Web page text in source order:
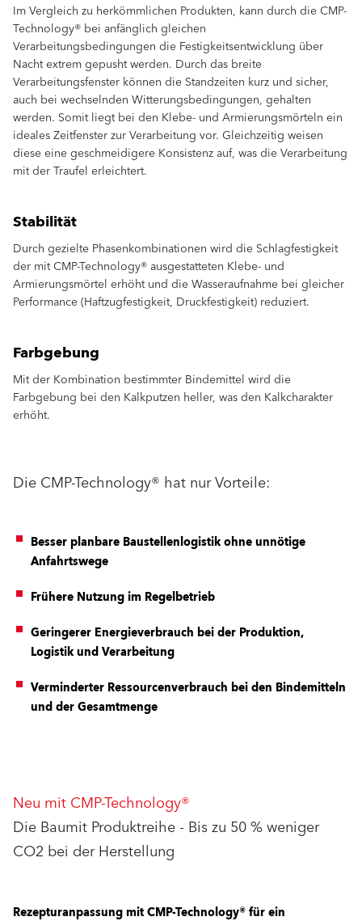
Im Vergleich zu herkömmlichen Produkten, kann durch die CMP-
Technology® bei anfänglich gleichen
Verarbeitungsbedingungen die Festigkeitsentwicklung über
Nacht extrem gepusht werden. Durch das breite
Verarbeitungsfenster können die Standzeiten kurz und sicher,
auch bei wechselnden Witterungsbedingungen, gehalten
werden. Somit liegt bei den Klebe- und Armierungsmörteln ein
ideales Zeitfenster zur Verarbeitung vor. Gleichzeitig weisen
diese eine geschmeidigere Konsistenz auf, was die Verarbeitung
mit der Traufel erleichtert.
Stabilität
Durch gezielte Phasenkombinationen wird die Schlagfestigkeit
der mit CMP-Technology® ausgestatteten Klebe- und
Armierungsmörtel erhöht und die Wasseraufnahme bei gleicher
Performance (Haftzugfestigkeit, Druckfestigkeit) reduziert.
Farbgebung
Mit der Kombination bestimmter Bindemittel wird die
Farbgebung bei den Kalkputzen heller, was den Kalkcharakter
erhöht.
Die CMP-Technology® hat nur Vorteile:
Besser planbare Baustellenlogistik ohne unnötige
Anfahrtswege
Frühere Nutzung im Regelbetrieb
Geringerer Energieverbrauch bei der Produktion,
Logistik und Verarbeitung
Verminderter Ressourcenverbrauch bei den Bindemitteln
und der Gesamtmenge
Neu mit CMP-Technology®
Die Baumit Produktreihe - Bis zu 50 % weniger
CO2 bei der Herstellung
Rezepturanpassung mit CMP-Technology® für ein